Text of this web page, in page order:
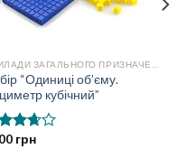
“Одиниці об’єму.
кубічний”
грн